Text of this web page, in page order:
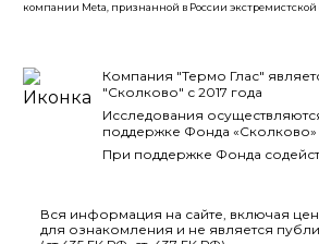
компании Meta, признанной в России экстремистской
Компания "Термо Глас"
"Сколково" с 2017 года
Исследования
поддержке Фонда «Сколково»
При поддержке Фонда
Вся информация на сайте, включая
для ознакомления и не является